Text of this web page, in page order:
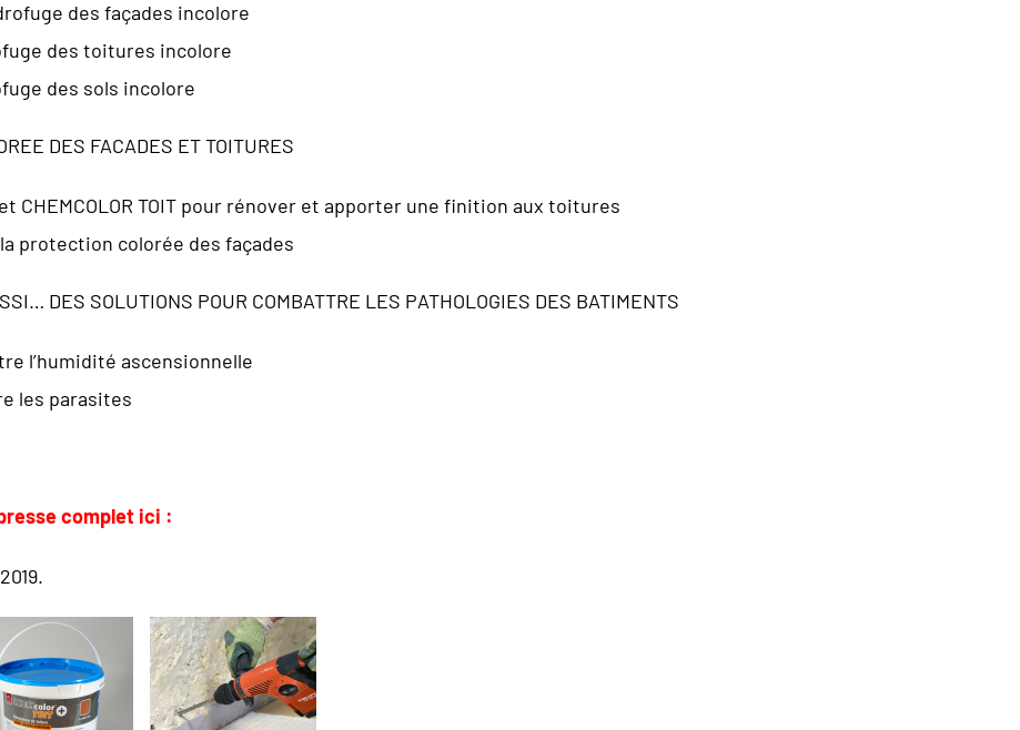
des façades incolore
des toitures incolore
des sols incolore
DES FACADES ET TOITURES
et CHEMCOLOR TOIT pour rénover et apporter une finition aux toitures
protection colorée des façades
DES SOLUTIONS POUR COMBATTRE LES PATHOLOGIES DES BATIMENTS
l’humidité ascensionnelle
les parasites
complet ici :